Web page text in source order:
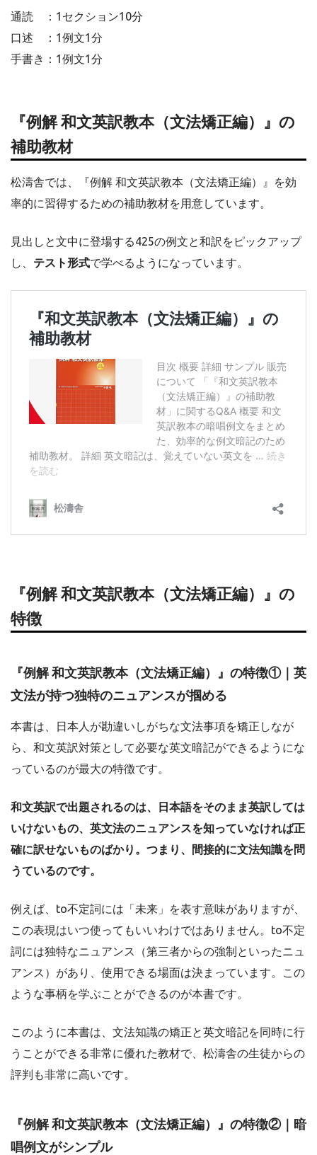
通読 ：1セクション10分
口述 ：1例文1分
手書き：1例文1分
『例解 和文英訳教本（文法矯正編）』の
補助教材
松濤舎では、『例解 和文英訳教本（文法矯正編）』を効
率的に習得するための補助教材を用意しています。
見出しと文中に登場する425の例文と和訳をピックアップ
し、 テスト形式で学べるようになっています。
『例解 和文英訳教本（文法矯正編）』の
特徴
『例解 和文英訳教本（文法矯正編）』の特徴①｜英
文法が持つ独特のニュアンスが掴める
本書は、日本人が勘違いしがちな文法事項を矯正しなが
ら、和文英訳対策として必要な英文暗記ができるようにな
っているのが最大の特徴です。
和文英訳で出題されるのは、日本語をそのまま英訳しては
いけないもの、英文法のニュアンスを知っていなければ正
確に訳せないものばかり。つまり、間接的に文法知識を問
うているのです。
例えば、to不定詞には「未来」を表す意味がありますが、
この表現はいつ使ってもいいわけではありません。to不定
詞には独特なニュアンス（第三者からの強制といったニュ
アンス）があり、使用できる場面は決まっています。この
ような事柄を学ぶことができるのが本書です。
このように本書は、文法知識の矯正と英文暗記を同時に行
うことができる非常に優れた教材で、松濤舎の生徒からの
評判も非常に高いです。
『例解 和文英訳教本（文法矯正編）』の特徴②｜暗
唱例文がシンプル